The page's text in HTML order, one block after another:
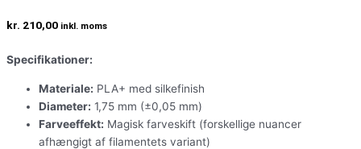
kr. 210,00 inkl. moms
Specifikationer:
Materiale: PLA+ med silkefinish
Diameter: 1,75 mm (±0,05 mm)
Farveeffekt: Magisk farveskift (forskellige nuancer
afhængigt af filamentets variant)